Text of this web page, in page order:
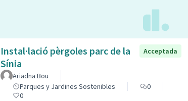
Instal·lació pèrgoles parc de la
Sínia
Acceptada
Ariadna Bou
Parques y Jardines Sostenibles
0
0